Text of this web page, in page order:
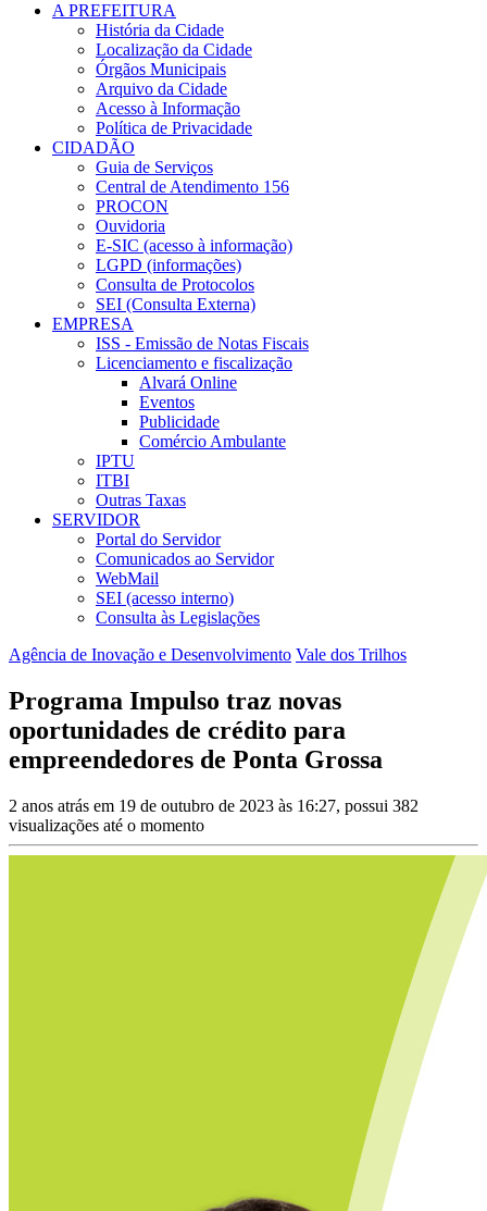
A PREFEITURA
História da Cidade
Localização da Cidade
Órgãos Municipais
Arquivo da Cidade
Acesso à Informação
Política de Privacidade
CIDADÃO
Guia de Serviços
Central de Atendimento 156
PROCON
Ouvidoria
E-SIC (acesso à informação)
LGPD (informações)
Consulta de Protocolos
SEI (Consulta Externa)
EMPRESA
ISS - Emissão de Notas Fiscais
Licenciamento e fiscalização
Alvará Online
Eventos
Publicidade
Comércio Ambulante
IPTU
ITBI
Outras Taxas
SERVIDOR
Portal do Servidor
Comunicados ao Servidor
WebMail
SEI (acesso interno)
Consulta às Legislações
Agência de Inovação e Desenvolvimento Vale dos Trilhos
Programa Impulso traz novas
oportunidades de crédito para
empreendedores de Ponta Grossa
2 anos atrás em 19 de outubro de 2023 às 16:27, possui 382
visualizações até o momento